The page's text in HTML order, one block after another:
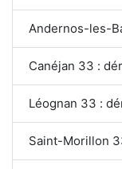
Andernos-les-
Canéjan 33 :
Léognan 33 :
Saint-Morillon